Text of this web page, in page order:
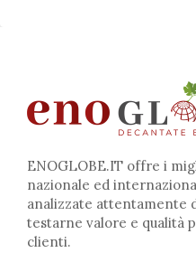
ENOGLOBE.IT offre i
nazionale ed
analizzate attentamente
testarne valore e qualità
clienti.